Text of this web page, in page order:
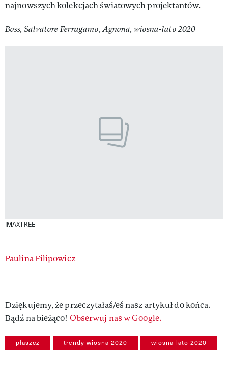
najnowszych kolekcjach światowych projektantów.
Boss, Salvatore Ferragamo, Agnona, wiosna-lato 2020
IMAXTREE
Authors
Paulina Filipowicz
Dziękujemy, że przeczytałaś/eś nasz artykuł do końca.
Bądź na bieżąco! Obserwuj nas w Google.
płaszcz trendy wiosna 2020 wiosna-lato 2020